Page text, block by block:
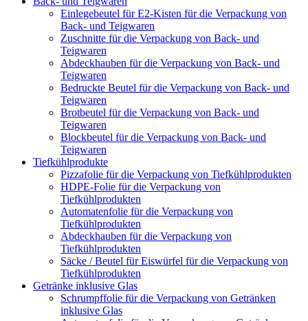
Einlegebeutel für E2-Kisten für die Verpackung von
Back- und Teigwaren
Zuschnitte für die Verpackung von Back- und
Teigwaren
Abdeckhauben für die Verpackung von Back- und
Teigwaren
Bedruckte Beutel für die Verpackung von Back- und
Teigwaren
Brotbeutel für die Verpackung von Back- und
Teigwaren
Blockbeutel für die Verpackung von Back- und
Teigwaren
Tiefkühlprodukte
Pizzafolie für die Verpackung von Tiefkühlprodukten
HDPE-Folie für die Verpackung von
Tiefkühlprodukten
Automatenfolie für die Verpackung von
Tiefkühlprodukten
Abdeckhauben für die Verpackung von
Tiefkühlprodukten
Säcke / Beutel für Eiswürfel für die Verpackung von
Tiefkühlprodukten
Getränke inklusive Glas
Schrumpffolie für die Verpackung von Getränken
inklusive Glas